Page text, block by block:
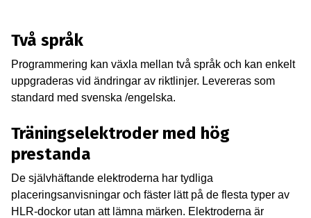
Två språk
Programmering kan växla mellan två språk och kan enkelt
uppgraderas vid ändringar av riktlinjer. Levereras som
standard med svenska /engelska.
Träningselektroder med hög
prestanda
De självhäftande elektroderna har tydliga
placeringsanvisningar och fäster lätt på de flesta typer av
HLR-dockor utan att lämna märken. Elektroderna är